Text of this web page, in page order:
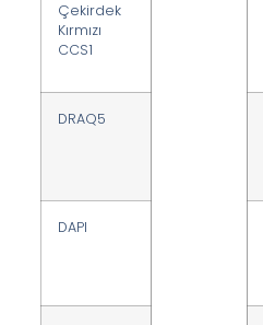
Çekirdek
Kırmızı
CCS1
DRAQ5
DAPI